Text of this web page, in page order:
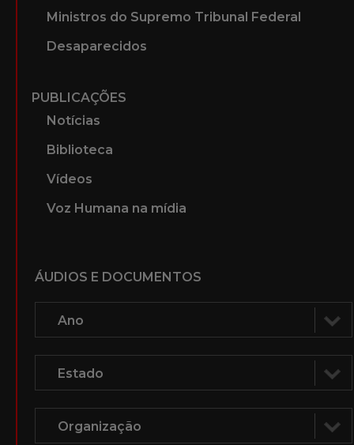
Ministros do Supremo Tribunal Federal
Desaparecidos
PUBLICAÇÕES
Notícias
Biblioteca
Vídeos
Voz Humana na mídia
ÁUDIOS E DOCUMENTOS